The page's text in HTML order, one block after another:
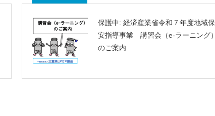
保護中: 経済産業省令和７年度地域保
安指導事業 講習会（e-ラーニング）
のご案内